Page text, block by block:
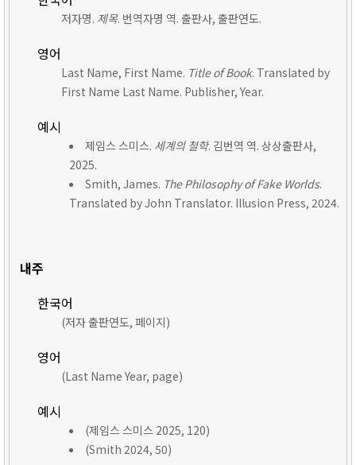
저자명. 제목. 번역자명 역. 출판사, 출판연도.
영어
Last Name, First Name. Title of Book. Translated by
First Name Last Name. Publisher, Year.
예시
제임스 스미스. 세계의 철학. 김번역 역. 상상출판사,
2025.
Smith, James. The Philosophy of Fake Worlds.
Translated by John Translator. Illusion Press, 2024.
내주
한국어
(저자 출판연도, 페이지)
영어
(Last Name Year, page)
예시
(제임스 스미스 2025, 120)
(Smith 2024, 50)